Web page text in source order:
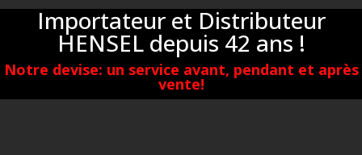
Importateur et Distributeur
HENSEL depuis 42 ans !
Notre devise: un service avant, pendant et après
vente!